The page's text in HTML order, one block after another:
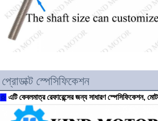
প্রোডাক্ট স্পেসিফিকেশন
☆ এটি কেবলমাত্র রেফারেন্সের জন্য সাধারণ স্পেসিফিকেশন,